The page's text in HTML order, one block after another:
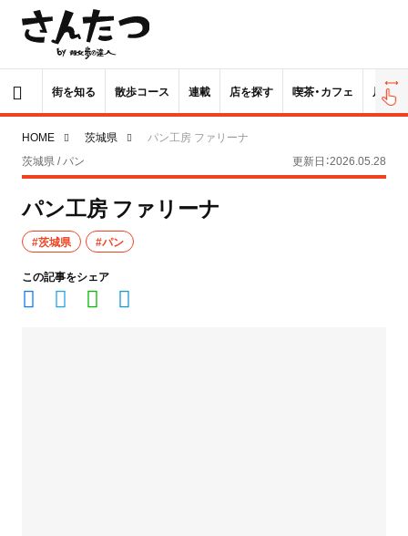
街を知る 散歩コース 連載 店を探す 喫茶・カフェ 居酒屋
HOME 茨城県
パン工房 ファリーナ
茨城県 / パン
更新日：2026.05.28
パン工房 ファリーナ
#茨城県 #パン
この記事をシェア